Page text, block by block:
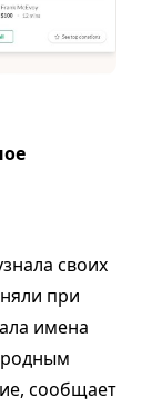
своих
при
имена
родным
сообщает